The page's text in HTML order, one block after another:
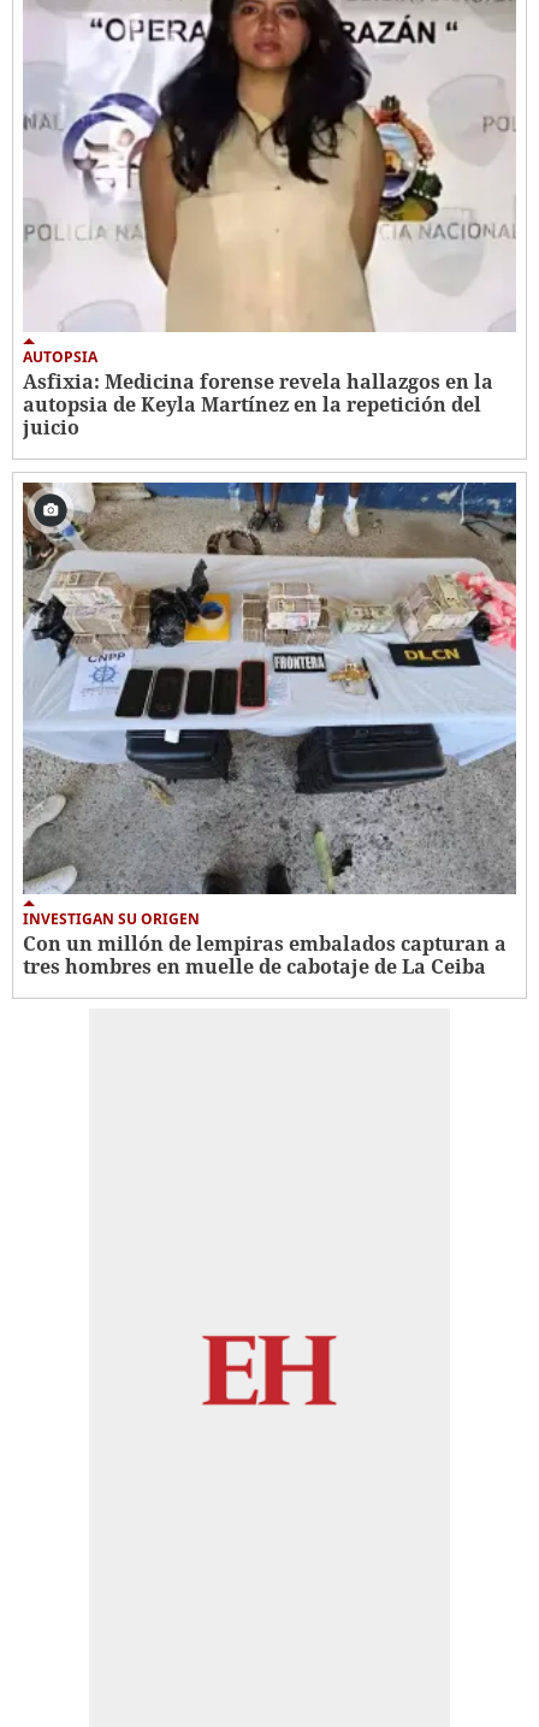
AUTOPSIA
Asfixia: Medicina forense revela hallazgos en la
autopsia de Keyla Martínez en la repetición del
juicio
INVESTIGAN SU ORIGEN
Con un millón de lempiras embalados capturan a
tres hombres en muelle de cabotaje de La Ceiba